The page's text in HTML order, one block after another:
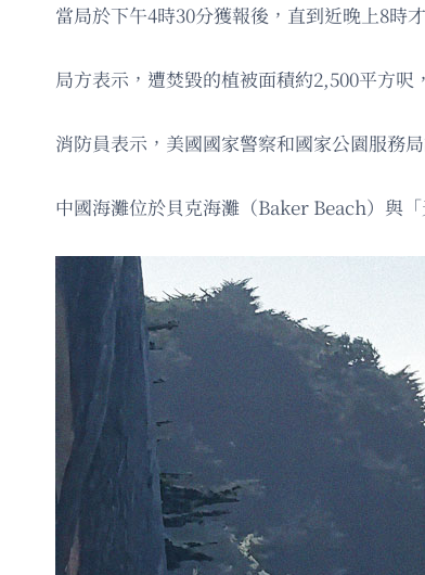
當局於下午4時30分獲報後，直到近晚上8時
局方表示，遭焚毀的植被面積約2,500平方
消防員表示，美國國家警察和國家公園服務
中國海灘位於貝克海灘（Baker Beach）與